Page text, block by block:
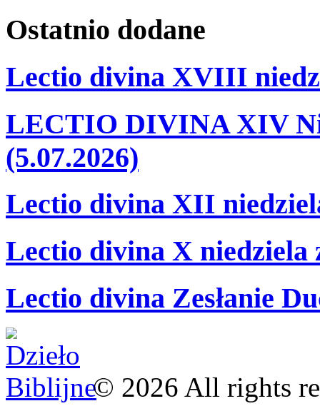
Ostatnio dodane
Lectio divina XVIII
LECTIO DIVINA XIV
(5.07.2026)
Lectio divina XII
Lectio divina X niedziela
Lectio divina Zesłanie
© 2026 All rights